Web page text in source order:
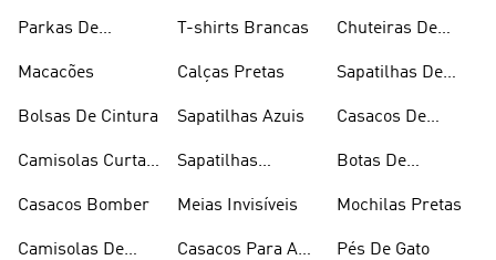
Parkas De
Macacões
Bolsas De Cintura
Camisolas Curtas
Casacos Bomber
Camisolas De
T-shirts Brancas
Calças Pretas
Sapatilhas Azuis
Sapatilhas
Meias Invisíveis
Casacos Para A
Chuteiras De
Sapatilhas De
Casacos De
Botas De
Mochilas Pretas
Pés De Gato